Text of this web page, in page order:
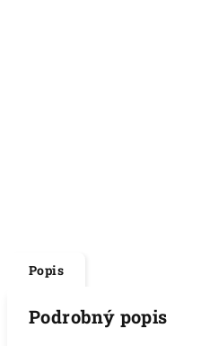
Popis
Podrobný popis